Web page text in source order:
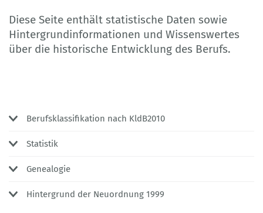
Diese Seite enthält statistische Daten sowie
Hintergrundinformationen und Wissenswertes
über die historische Entwicklung des Berufs.
Berufsklassifikation nach KldB2010
Statistik
Genealogie
Hintergrund der Neuordnung 1999